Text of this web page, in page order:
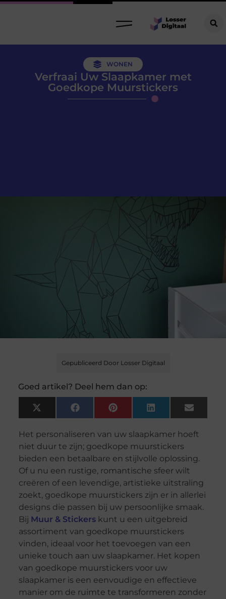
WONEN
Verfraai Uw Slaapkamer met
Goedkope Muurstickers
Gepubliceerd Door Losser Digitaal
Goed artikel? Deel hem dan op:
X
(Twitter)
FacebookPinterest LinkedIn Email
Het personaliseren van uw slaapkamer hoeft
niet duur te zijn; goedkope muurstickers
bieden een betaalbare en stijlvolle oplossing.
Of u nu een rustige, romantische sfeer wilt
creëren of een levendige, artistieke uitstraling
zoekt, goedkope muurstickers zijn er in allerlei
designs die passen bij uw persoonlijke smaak.
Bij Muur & Stickerskunt u een uitgebreid
assortiment van goedkope muurstickers
vinden, ideaal voor het toevoegen van een
unieke touch aan uw slaapkamer. Het kopen
van goedkope muurstickers voor uw
slaapkamer is een eenvoudige en effectieve
manier om de ruimte te transformeren zonder